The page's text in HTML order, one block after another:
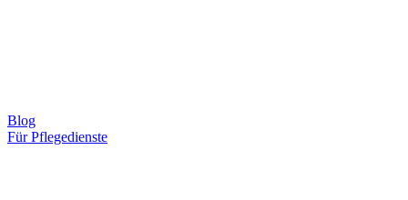
Blog
Für Pflegedienste